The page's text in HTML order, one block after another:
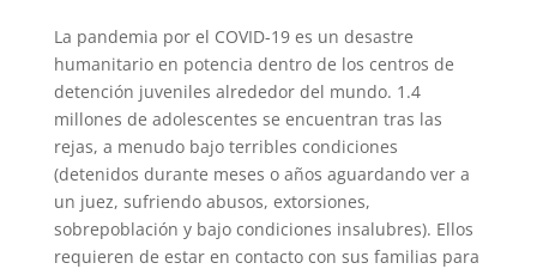
La pandemia por el COVID-19 es un desastre
humanitario en potencia dentro de los centros de
detención juveniles alrededor del mundo. 1.4
millones de adolescentes se encuentran tras las
rejas, a menudo bajo terribles condiciones
(detenidos durante meses o años aguardando ver a
un juez, sufriendo abusos, extorsiones,
sobrepoblación y bajo condiciones insalubres). Ellos
requieren de estar en contacto con sus familias para